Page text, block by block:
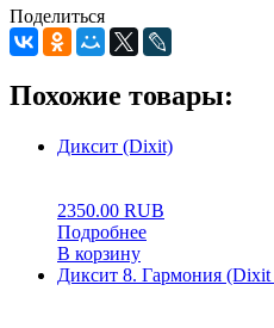
Поделиться
Похожие товары:
Диксит (Dixit)
2350.00 RUB
Подробнее
В корзину
Диксит 8. Гармония (Dixit